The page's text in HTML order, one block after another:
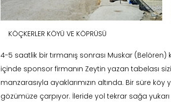
KÖÇKERLER KÖYÜ VE KÖPRÜSÜ
4-5 saatlik bir tırmanış sonrası Muskar
içinde sponsor firmanın Zeytin yazan tabelası
manzarasıyla ayaklarımızın altında. Bir süre
gözümüze çarpıyor. İleride yol tekrar sağa